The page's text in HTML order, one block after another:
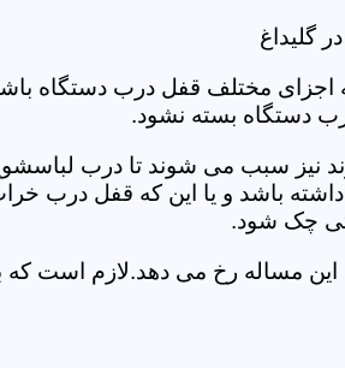
گلیداغ
مختلف قفل درب دستگاه
دستگاه بسته نشود.
سبب می شوند تا درب
باشد و یا این که قفل درب
چک شود.
این مساله رخ می دهد.لازم است